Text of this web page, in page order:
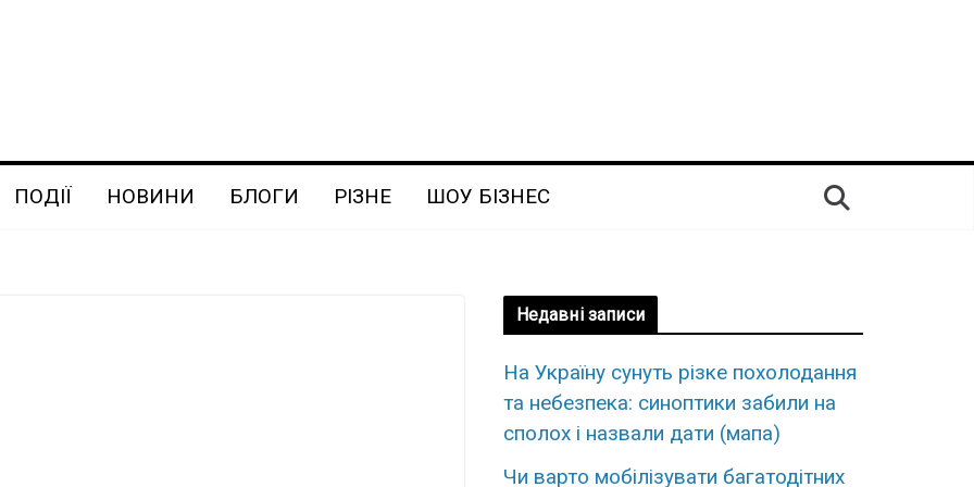
ПОДІЇ НОВИНИ БЛОГИ РІЗНЕ ШОУ БІЗНЕС
Недавні записи
На Україну сунуть різке похолодання
та небезпека: синоптики забили на
сполох і назвали дати (мапа)
Чи варто мобілізувати багатодітних